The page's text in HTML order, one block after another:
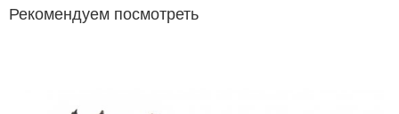
Рекомендуем посмотреть